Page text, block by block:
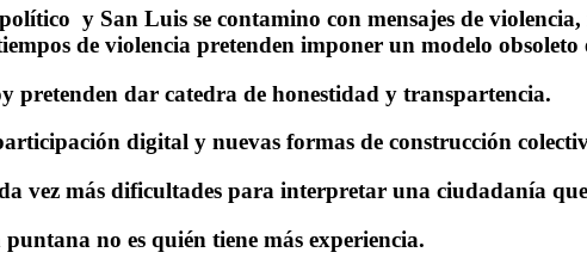
y San Luis se contamino con mensajes de
de violencia pretenden imponer un modelo obsoleto
pretenden dar catedra de honestidad y transpartencia.
digital y nuevas formas de construcción
vez más dificultades para interpretar una ciudadanía
no es quién tiene más experiencia.